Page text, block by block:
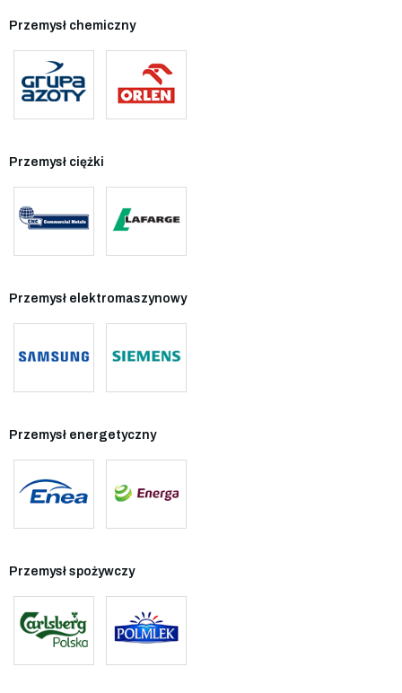
Przemysł chemiczny
Przemysł ciężki
Przemysł elektromaszynowy
Przemysł energetyczny
Przemysł spożywczy